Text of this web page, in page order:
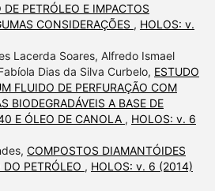
DE PETRÓLEO E IMPACTOS
CONSIDERAÇÕES , HOLOS: v.
Lacerda Soares, Alfredo Ismael
Dias da Silva Curbelo, ESTUDO
FLUIDO DE PERFURAÇÃO COM
BIODEGRADÁVEIS A BASE DE
E ÓLEO DE CANOLA , HOLOS: v. 6
COMPOSTOS DIAMANTÓIDES
PETRÓLEO , HOLOS: v. 6 (2014)